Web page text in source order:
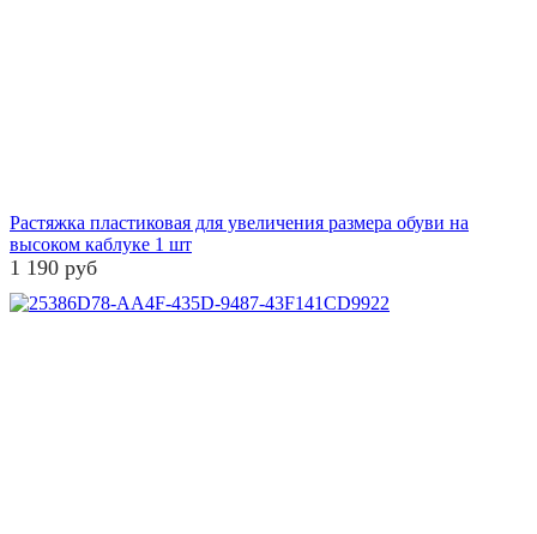
Растяжка пластиковая для увеличения размера обуви на
высоком каблуке 1 шт
1 190 руб